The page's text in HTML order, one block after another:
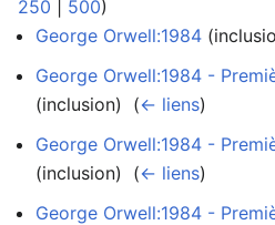
250
500)
George Orwell:1984
George Orwell:1984 -
(inclusion) ‎ (← liens)
George Orwell:1984 -
(inclusion) ‎ (← liens)
George Orwell:1984 -